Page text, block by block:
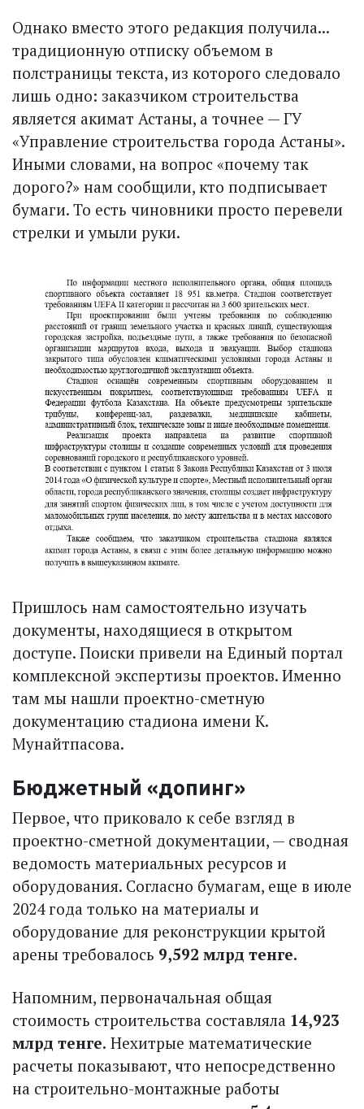
Однако вместо этого редакция получила...
традиционную отписку объемом в
полстраницы текста, из которого следовало
лишь одно: заказчиком строительства
является акимат Астаны, а точнее — ГУ
«Управление строительства города Астаны».
Иными словами, на вопрос «почему так
дорого?» нам сообщили, кто подписывает
бумаги. То есть чиновники просто перевели
стрелки и умыли руки.
Пришлось нам самостоятельно изучать
документы, находящиеся в открытом
доступе. Поиски привели на Единый портал
комплексной экспертизы проектов. Именно
там мы нашли проектно-сметную
документацию стадиона имени К.
Мунайтпасова.
Бюджетный «допинг»
Первое, что приковало к себе взгляд в
проектно-сметной документации, — сводная
ведомость материальных ресурсов и
оборудования. Согласно бумагам, еще в июле
2024 года только на материалы и
оборудование для реконструкции крытой
арены требовалось 9,592 млрд тенге.
Напомним, первоначальная общая
стоимость строительства составляла 14,923
млрд тенге. Нехитрые математические
расчеты показывают, что непосредственно
на строительно-монтажные работы